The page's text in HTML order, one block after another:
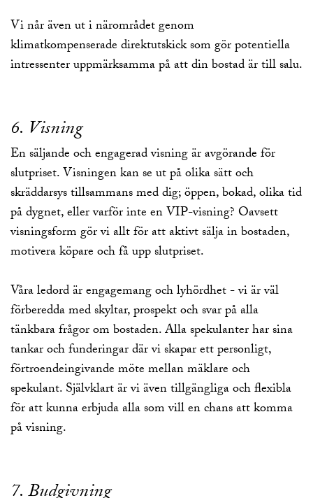
Vi når även ut i närområdet genom
klimatkompenserade direktutskick som gör potentiella
intressenter uppmärksamma på att din bostad är till salu.
6. Visning
En säljande och engagerad visning är avgörande för
slutpriset. Visningen kan se ut på olika sätt och
skräddarsys tillsammans med dig; öppen, bokad, olika tid
på dygnet, eller varför inte en VIP-visning? Oavsett
visningsform gör vi allt för att aktivt sälja in bostaden,
motivera köpare och få upp slutpriset.
Våra ledord är engagemang och lyhördhet - vi är väl
förberedda med skyltar, prospekt och svar på alla
tänkbara frågor om bostaden. Alla spekulanter har sina
tankar och funderingar där vi skapar ett personligt,
förtroendeingivande möte mellan mäklare och
spekulant. Självklart är vi även tillgängliga och flexibla
för att kunna erbjuda alla som vill en chans att komma
på visning.